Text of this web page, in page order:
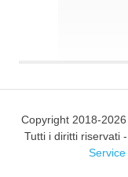
Copyright 2018-2026
Tutti i diritti riservati -
Service